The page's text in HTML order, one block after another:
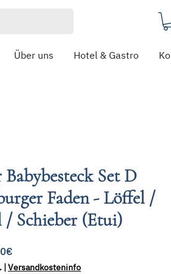
Über uns Hotel & Gastro
Babybesteck Set D
Faden - Löffel /
/ Schieber (Etui)
Sale-
Preis
|Versandkosteninfo